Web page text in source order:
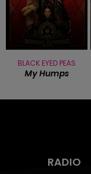
BLACK EYED PEAS
My Humps
RADIO